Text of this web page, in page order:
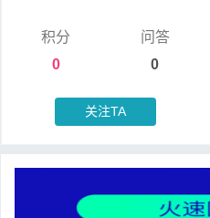
积分
0
问答
0
关注TA